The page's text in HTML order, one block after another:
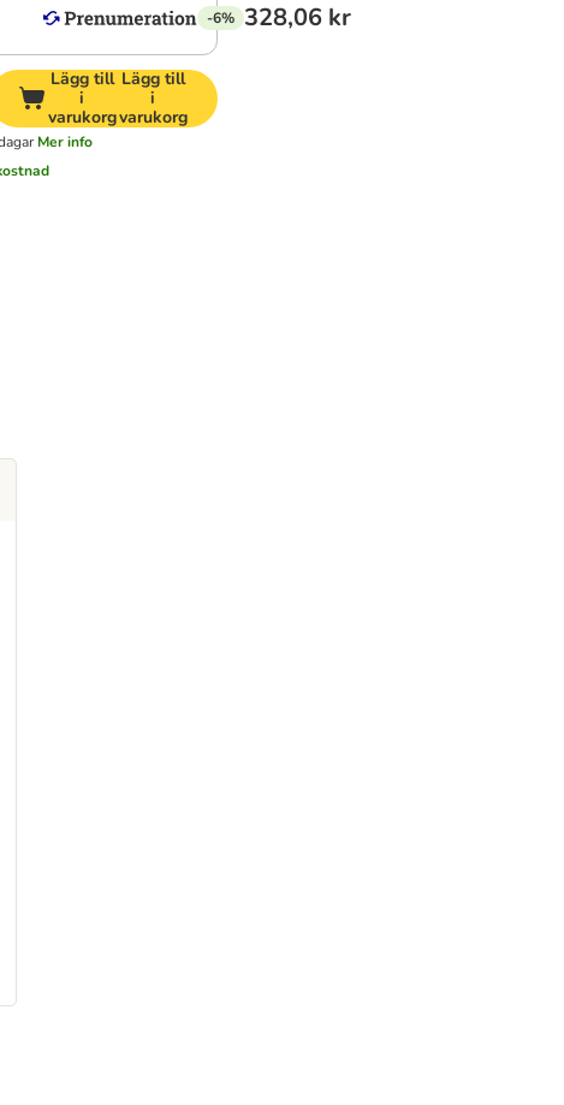
-6% 328,06 kr
Lägg till
i
varukorg
Lägg till
i
varukorg
Mer info